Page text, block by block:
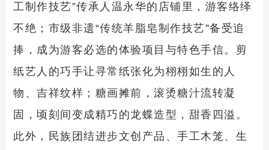
工制作技艺”传承人温永华的店铺里，游客络绎
不绝；市级非遗“传统羊脂皂制作技艺”备受追
捧，成为游客必选的体验项目与特色手信。剪
纸艺人的巧手让寻常纸张化为栩栩如生的人
物、吉祥纹样；糖画摊前，滚烫糖汁流转凝
固，顷刻间变成精巧的龙蝶造型，甜香四溢。
此外，民族团结进步文创产品、手工木笼、生